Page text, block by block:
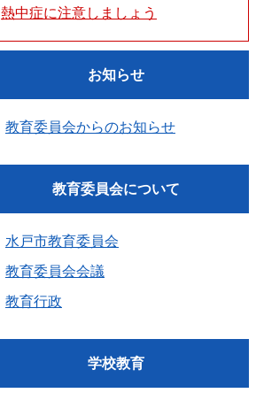
熱中症に注意しましょう
お知らせ
教育委員会からのお知らせ
教育委員会について
水戸市教育委員会
教育委員会会議
教育行政
学校教育